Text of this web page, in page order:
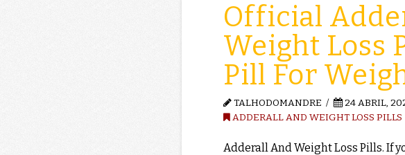
Official
Weight Loss
Pill For
TALHODOMANDRE
24 ABRIL,
ADDERALL AND WEIGHT LOSS PILLS
Adderall And Weight Loss Pills. If